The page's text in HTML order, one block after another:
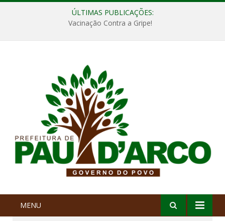
ÚLTIMAS PUBLICAÇÕES:
Vacinação Contra a Gripe!
MENU